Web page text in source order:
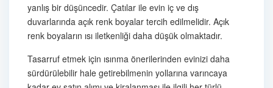
yanlış bir düşüncedir. Çatılar ile evin iç ve dış
duvarlarında açık renk boyalar tercih edilmelidir. Açık
renk boyaların ısı iletkenliği daha düşük olmaktadır.
Tasarruf etmek için ısınma önerilerinden evinizi daha
sürdürülebilir hale getirebilmenin yollarına varıncaya